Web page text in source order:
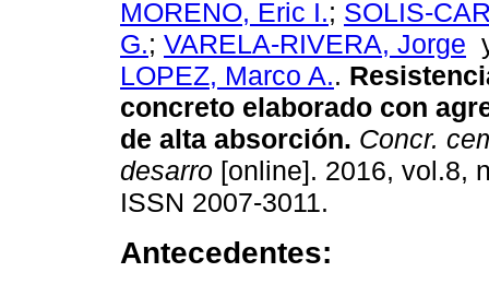
MORENO, Eric I.; SOLIS-
G.; VARELA-RIVERA, Jorge
LOPEZ, Marco A..
concreto elaborado con
de alta absorción. Concr.
desarro [online]. 2016, vol.8,
ISSN 2007-3011.
Antecedentes: